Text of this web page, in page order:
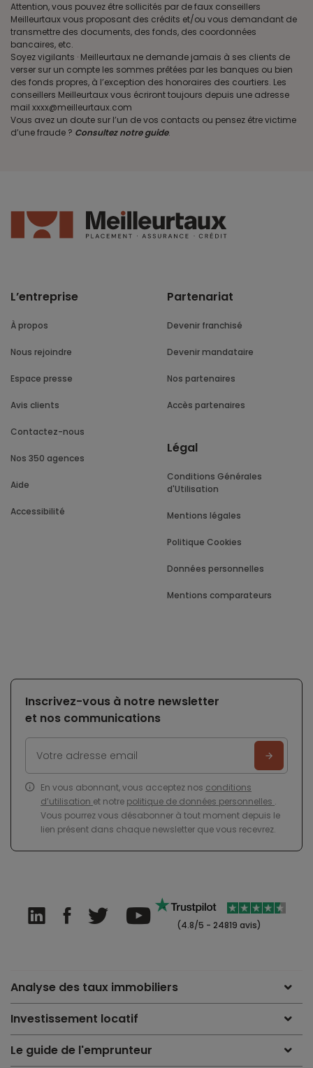
Attention, vous pouvez être sollicités par de faux conseillers
Meilleurtaux vous proposant des crédits et/ou vous demandant de
transmettre des documents, des fonds, des coordonnées
bancaires, etc.
Soyez vigilants · Meilleurtaux ne demande jamais à ses clients de
verser sur un compte les sommes prêtées par les banques ou bien
des fonds propres, à l’exception des honoraires des courtiers. Les
conseillers Meilleurtaux vous écriront toujours depuis une adresse
mail xxxx@meilleurtaux.com
Vous avez un doute sur l’un de vos contacts ou pensez être victime
d’une fraude ? Consultez notre guide.
L’entreprise
À propos
Nous rejoindre
Espace presse
Avis clients
Contactez-nous
Nos 350 agences
Aide
Accessibilité
Partenariat
Devenir franchisé
Devenir mandataire
Nos partenaires
Accès partenaires
Légal
Conditions Générales
d'Utilisation
Mentions légales
Politique Cookies
Données personnelles
Mentions comparateurs
Inscrivez-vous à notre newsletter
et nos communications
En vous abonnant, vous acceptez nos conditions
d’utilisation et notre politique de données personnelles .
Vous pourrez vous désabonner à tout moment depuis le
lien présent dans chaque newsletter que vous recevrez.
(4.8/5 - 24819 avis)
Analyse des taux immobiliers
Investissement locatif
Le guide de l'emprunteur